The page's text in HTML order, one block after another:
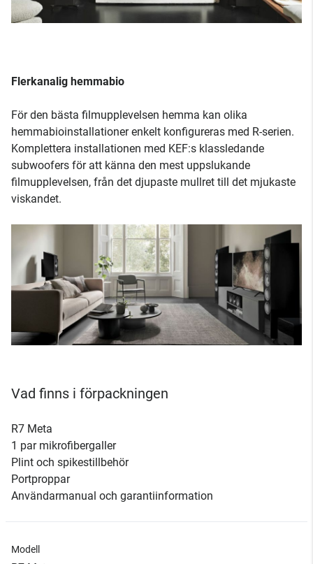
Flerkanalig hemmabio
För den bästa filmupplevelsen hemma kan olika
hemmabioinstallationer enkelt konfigureras med R-serien.
Komplettera installationen med KEF:s klassledande
subwoofers för att känna den mest uppslukande
filmupplevelsen, från det djupaste mullret till det mjukaste
viskandet.
Vad finns i förpackningen
R7 Meta
1 par mikrofibergaller
Plint och spikestillbehör
Portproppar
Användarmanual och garantiinformation
Modell